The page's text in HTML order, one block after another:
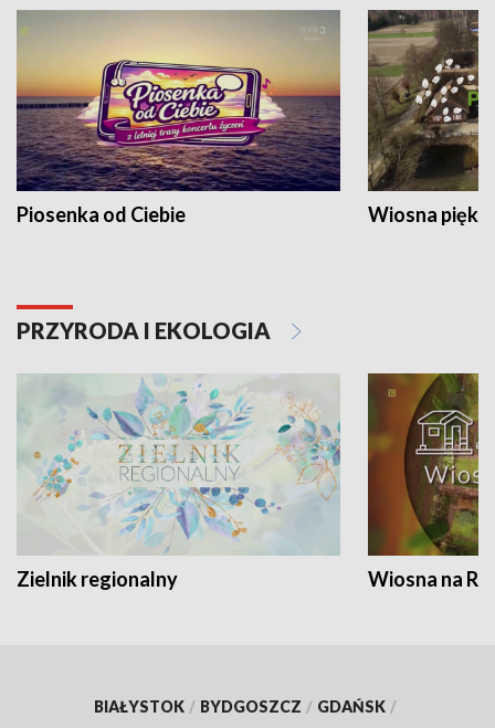
Piosenka od Ciebie Wiosna
PRZYRODA I EKOLOGIA
Zielnik regionalny Wiosna na
BIAŁYSTOK / BYDGOSZCZ / GDAŃSK /